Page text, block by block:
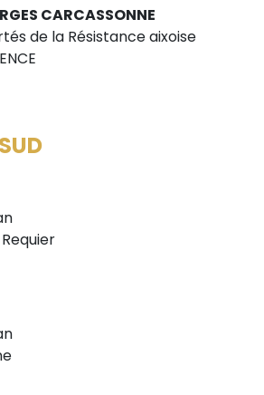
CARCASSONNE
de la Résistance aixoise